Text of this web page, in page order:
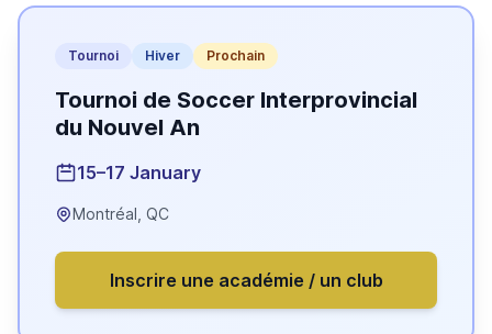
Tournoi Hiver Prochain
Tournoi de Soccer Interprovincial
du Nouvel An
15–17 January
Montréal, QC
Inscrire une académie / un club